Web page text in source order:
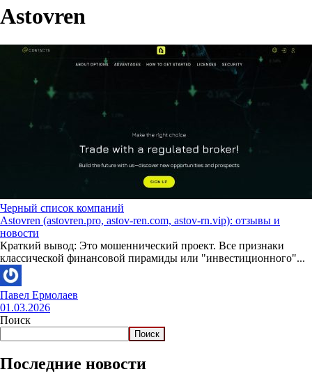
Astovren
Черный список компаний
Astovren (astovren.pro, astov-ren.com, astov-rn.vip): отзывы и
новости
Краткий вывод: Это мошеннический проект. Все признаки
классической финансовой пирамиды или "инвестиционного"...
Павел Ермолаев
01.03.2026
Поиск
Поиск
Последние новости